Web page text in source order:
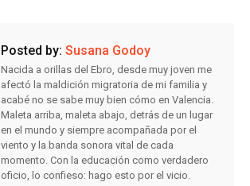
Posted by: Susana Godoy
Nacida a orillas del Ebro, desde muy joven me
afectó la maldición migratoria de mi familia y
acabé no se sabe muy bien cómo en Valencia.
Maleta arriba, maleta abajo, detrás de un lugar
en el mundo y siempre acompañada por el
viento y la banda sonora vital de cada
momento. Con la educación como verdadero
oficio, lo confieso: hago esto por el vicio.